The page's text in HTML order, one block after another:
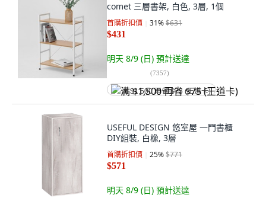
comet 三層書架, 白色, 3層, 1個
首購折扣價 31%$631
$431
明天 8/9 (日) 預計送達
(7357)
满 $1,500 再省 $75 (王道卡)
USEFUL DESIGN 悠室屋 一門書櫃
DIY組裝, 白橡, 3層
首購折扣價 25%$771
$571
明天 8/9 (日) 預計送達